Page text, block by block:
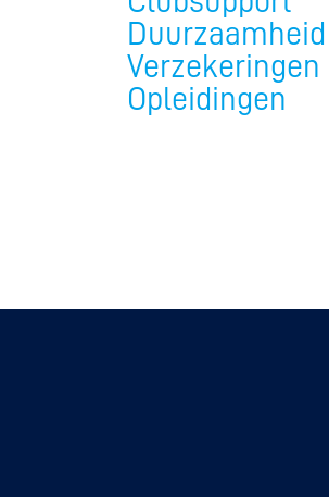
Duurzaamheid
Verzekeringen
Opleidingen